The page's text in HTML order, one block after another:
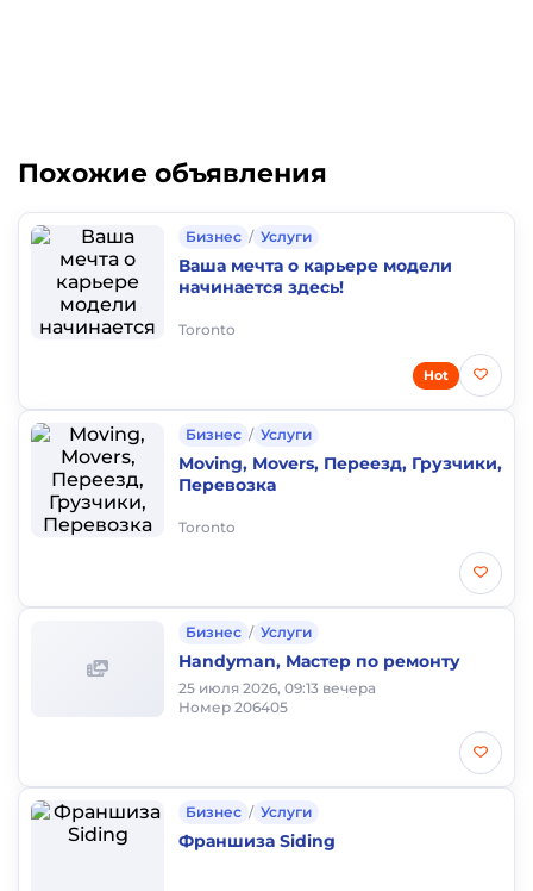
Похожие объявления
Бизнес / Услуги
Ваша мечта о карьере модели
начинается здесь!
Toronto
Hot
Бизнес / Услуги
Moving, Movers, Переезд, Грузчики,
Перевозка
Toronto
Бизнес / Услуги
Handyman, Мастер по ремонту
25 июля 2026, 09:13 вечера
Номер 206405
Бизнес / Услуги
Франшиза Siding